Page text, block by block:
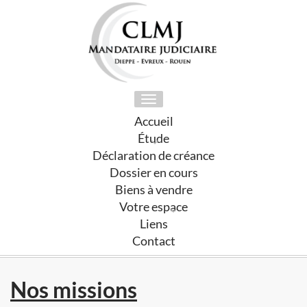
Toggle
navigation
Accueil
Étude
Déclaration de créance
Dossier en cours
Biens à vendre
Votre espace
Liens
Contact
Nos missions